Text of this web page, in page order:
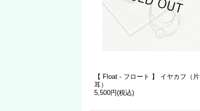
【 Float - フロート 】 イヤカフ（片
耳）
5,500円(税込)